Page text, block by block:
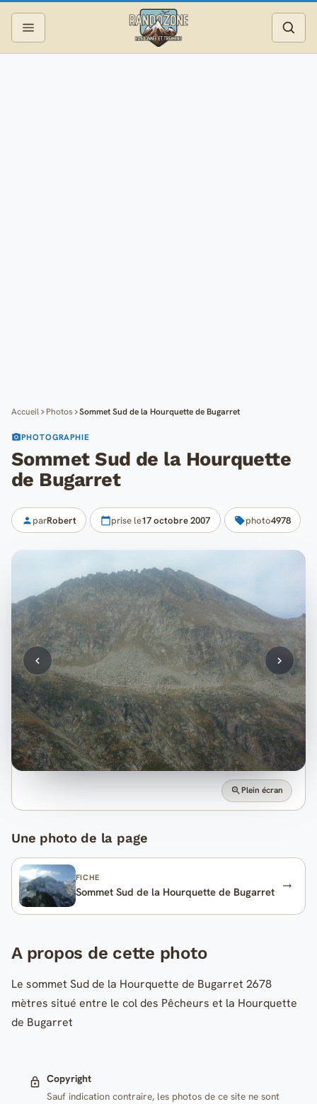
Accueil Photos Sommet Sud de la Hourquette de Bugarret
PHOTOGRAPHIE
Sommet Sud de la Hourquette
de Bugarret
parRobert prise le17 octobre 2007 photo4978
Plein écran
Une photo de la page
FICHE
Sommet Sud de la Hourquette de Bugarret
A propos de cette photo
Le sommet Sud de la Hourquette de Bugarret 2678
mètres situé entre le col des Pêcheurs et la Hourquette
de Bugarret
Copyright
Sauf indication contraire, les photos de ce site ne sont